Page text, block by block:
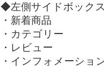
◆左側サイドボック
・新着商品
・カテゴリー
・レビュー
・インフォメーショ